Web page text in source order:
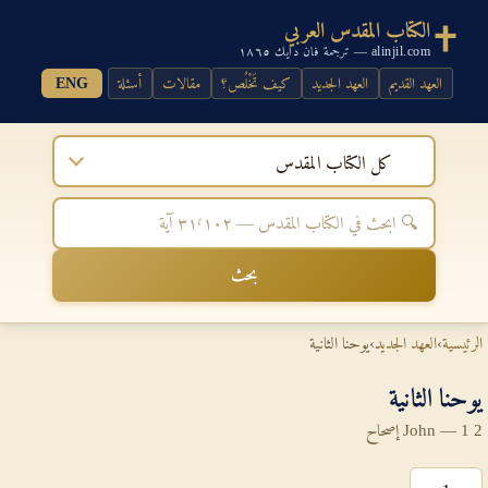
الكتاب المقدس العربي
alinjil.com — ترجمة فان دايك ١٨٦٥
العهد القديم العهد الجديد كيف تَخْلُص؟ مقالات أسئلة ENG
كل الكتاب المقدس
بحث
الرئيسية›العهد الجديد›يوحنا الثانية
يوحنا الثانية
2 John — 1 إصحاح